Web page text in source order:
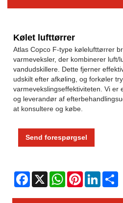
Kølet lufttørrer
Atlas Copco F-type kølelufttørrer
varmeveksler, der kombinerer luft/
vandudskillere. Dette fjerner
udskilt efter afkøling, og forkøler
varmevekslingseffektiviteten. Vi er
og leverandør af
at konsultere og købe.
Send forespørgsel
Facebook
X WhatsAppPinterestLinkedIn